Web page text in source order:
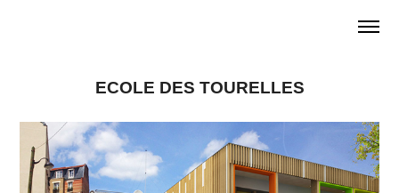
ECOLE DES TOURELLES